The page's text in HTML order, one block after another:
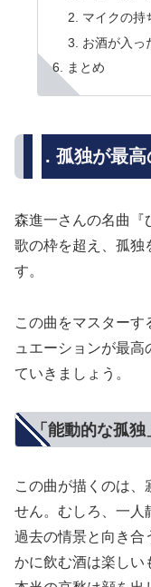
マイクの持
お酒が入っ
まとめ
. 孤独が最高
森進一さんの名曲『
歌の枠を超え、孤独
す。
この曲をマスターす
ュエーションが最
ていきましょう。
「能動的な孤独
この曲が描くのは、
せん。むしろ、一人
過去の情景と向き合
かに飲む酒は楽しい